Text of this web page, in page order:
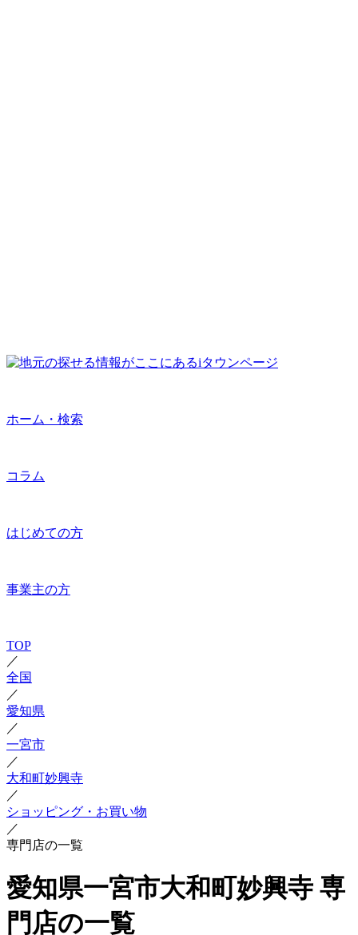
ホーム・検索
コラム
はじめての方
事業主の方
TOP
／
全国
／
愛知県
／
一宮市
／
大和町妙興寺
／
ショッピング・お買い物
／
専門店の一覧
愛知県一宮市大和町妙興寺 専
門店の一覧